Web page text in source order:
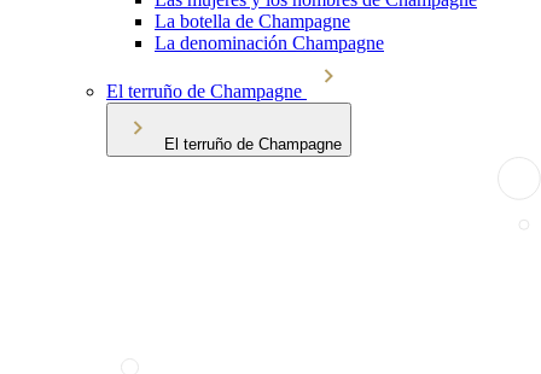
La botella de Champagne
La denominación Champagne
El terruño de Champagne
El terruño de Champagne